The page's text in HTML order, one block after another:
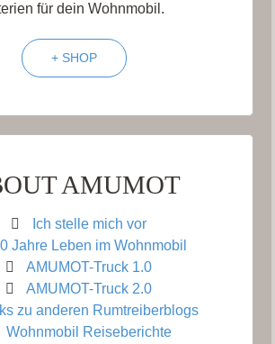
für dein Wohnmobil.
+ SHOP
AMUMOT
Ich stelle mich vor
Jahre Leben im Wohnmobil
AMUMOT-Truck 1.0
AMUMOT-Truck 2.0
zu anderen Rumtreiberblogs
Wohnmobil Reiseberichte